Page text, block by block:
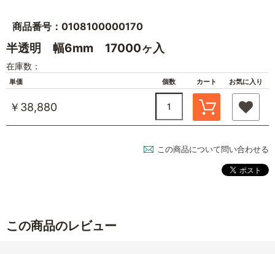
商品番号：0108100000170
半透明 幅6mm 17000ヶ入
在庫数：
単価 個数 カート お気に入り
￥38,880
この商品について問い合わせる
この商品のレビュー